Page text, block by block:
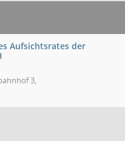
Aufsichtsrates der
3,